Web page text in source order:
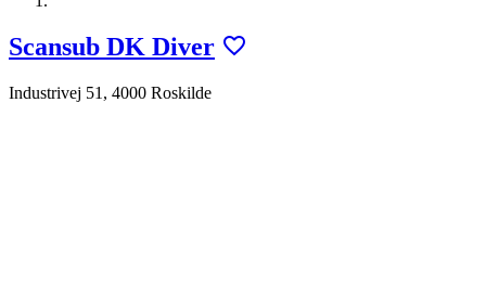
Scansub DK Diver
Industrivej 51, 4000 Roskilde